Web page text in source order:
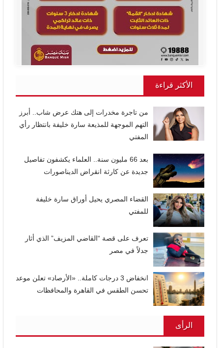
الأكثر قراءة
من تاجرة مخدرات إلى هتك عرض شاب.. أبرز
التهم الموجهة للمذيعة سارة خليفة بانتظار رأي
المفتي
بعد 66 مليون سنة.. العلماء يكشفون تفاصيل
جديدة عن كارثة انقراض الديناصورات
القضاء المصري يحيل أوراق سارة خليفة
للمفتي
تعرف على قصة “القاضي المزيف” الذي أثار
جدلاً في مصر
انخفاض 3 درجات كاملة.. «الأرصاد» تعلن موعد
تحسن الطقس في القاهرة والمحافظات
الرأى